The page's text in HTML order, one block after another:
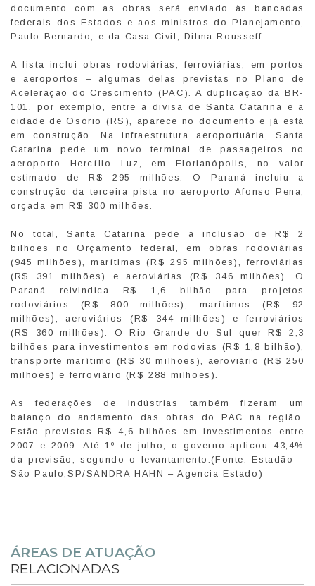
documento com as obras será enviado às bancadas
federais dos Estados e aos ministros do Planejamento,
Paulo Bernardo, e da Casa Civil, Dilma Rousseff.
A lista inclui obras rodoviárias, ferroviárias, em portos
e aeroportos – algumas delas previstas no Plano de
Aceleração do Crescimento (PAC). A duplicação da BR-
101, por exemplo, entre a divisa de Santa Catarina e a
cidade de Osório (RS), aparece no documento e já está
em construção. Na infraestrutura aeroportuária, Santa
Catarina pede um novo terminal de passageiros no
aeroporto Hercílio Luz, em Florianópolis, no valor
estimado de R$ 295 milhões. O Paraná incluiu a
construção da terceira pista no aeroporto Afonso Pena,
orçada em R$ 300 milhões.
No total, Santa Catarina pede a inclusão de R$ 2
bilhões no Orçamento federal, em obras rodoviárias
(945 milhões), marítimas (R$ 295 milhões), ferroviárias
(R$ 391 milhões) e aeroviárias (R$ 346 milhões). O
Paraná reivindica R$ 1,6 bilhão para projetos
rodoviários (R$ 800 milhões), marítimos (R$ 92
milhões), aeroviários (R$ 344 milhões) e ferroviários
(R$ 360 milhões). O Rio Grande do Sul quer R$ 2,3
bilhões para investimentos em rodovias (R$ 1,8 bilhão),
transporte marítimo (R$ 30 milhões), aeroviário (R$ 250
milhões) e ferroviário (R$ 288 milhões).
As federações de indústrias também fizeram um
balanço do andamento das obras do PAC na região.
Estão previstos R$ 4,6 bilhões em investimentos entre
2007 e 2009. Até 1º de julho, o governo aplicou 43,4%
da previsão, segundo o levantamento.(Fonte: Estadão –
São Paulo,SP/SANDRA HAHN – Agencia Estado)
ÁREAS DE ATUAÇÃO
RELACIONADAS